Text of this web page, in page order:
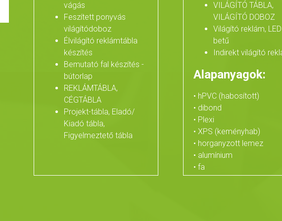
vágás
Feszített ponyvás
világítódoboz
Élvilágító reklámtábla
készítés
Bemutató fal készítés -
bútorlap
REKLÁMTÁBLA,
CÉGTÁBLA
Projekt-tábla, Eladó/
Kiadó tábla,
Figyelmeztető tábla
VILÁGÍTÓ TÁBLA,
VILÁGÍTÓ DOBOZ
Világító reklám, LED
betű
Indirekt világító
Alapanyagok:
• hPVC (habosított)
• dibond
• Plexi
• XPS (keményhab)
• horganyzott lemez
• alumínium
• fa